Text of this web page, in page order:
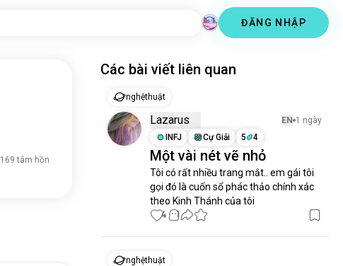
ĐĂNG NHẬP
169 tâm hồn
Các bài viết liên quan
nghệthuật
Lazarus EN 1 ngày
INFJ
Cự Giải 5 4
Một vài nét vẽ nhỏ
Tôi có rất nhiều trang mắt.. em gái tôi
gọi đó là cuốn sổ phác thảo chính xác
theo Kinh Thánh của tôi
4 1
nghệthuật